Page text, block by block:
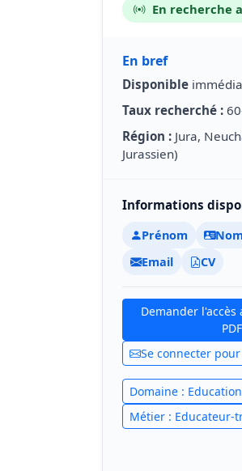
En recherche
En bref
Disponible
Taux recherché :
Région : Jura,
Jurassien)
Informations
Prénom Nom
Email
CV
Demander l'accès
PDF
Se connecter
Domaine : Education
Métier : Educateur-